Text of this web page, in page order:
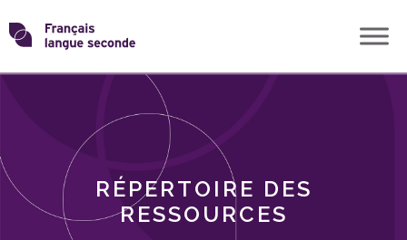
Skip
toTransformons
langue
RÉPERTOIRE DES
RESSOURCES
THÈMES